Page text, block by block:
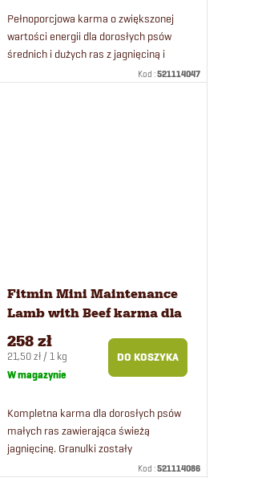
Pełnoporcjowa karma o zwiększonej
wartości energii dla dorosłych psów
średnich i dużych ras z jagnięciną i
wołowiną oraz ryżem. Idealna dla
Kod :521114047
Fitmin Mini Maintenance
Lamb with Beef karma dla
psów 12 kg
258 zł
Cena
jednostkowa:
21,50 zł / 1 kg
W magazynie
DO KOSZYKA
Kompletna karma dla dorosłych psów
małych ras zawierająca świeżą
jagnięcinę. Granulki zostały
opracowane specjalnie dla małych
Kod :521114086